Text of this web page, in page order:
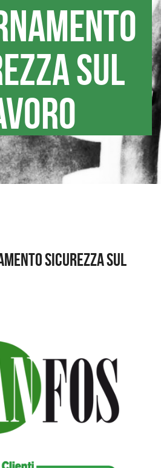
SUL
SICUREZZA SUL